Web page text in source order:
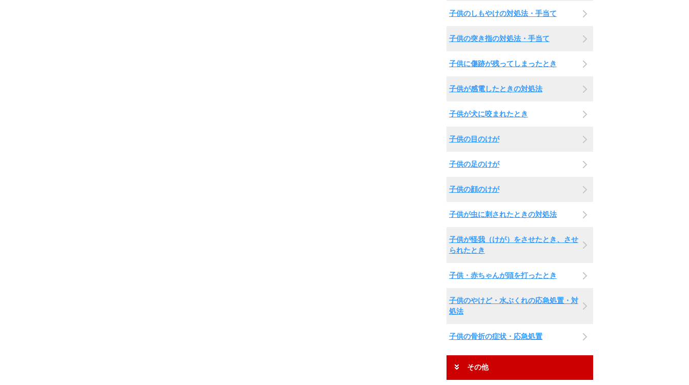
子供のしもやけの対処法・手当て
子供の突き指の対処法・手当て
子供に傷跡が残ってしまったとき
子供が感電したときの対処法
子供が犬に咬まれたとき
子供の目のけが
子供の足のけが
子供の顔のけが
子供が虫に刺されたときの対処法
子供が怪我（けが）をさせたとき、させ
られたとき
子供・赤ちゃんが頭を打ったとき
子供のやけど・水ぶくれの応急処置・対
処法
子供の骨折の症状・応急処置
その他